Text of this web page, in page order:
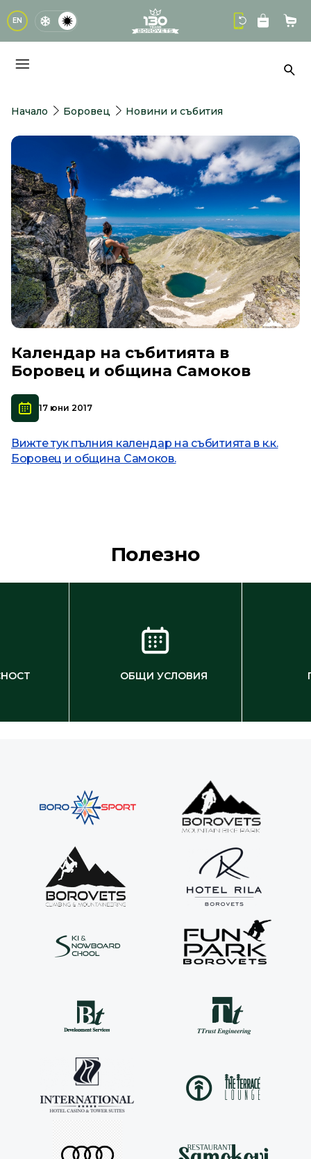
EN logo
Начало Боровец Новини и събития
Календар на събитията в
Боровец и община Самоков
17 юни 2017
Вижте тук пълния календар на събитията в к.к.
Боровец и община Самоков.
Полезно
ОБЩИ УСЛОВИЯ